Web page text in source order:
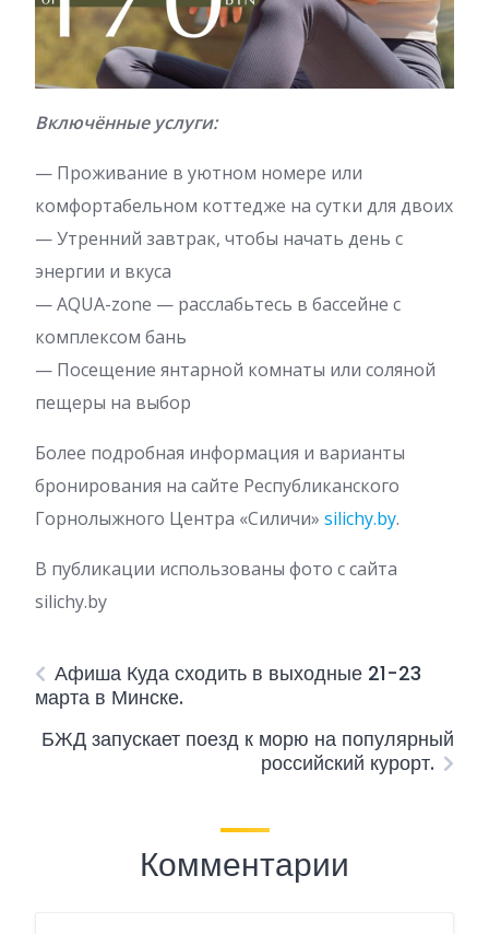
Включённые услуги:
— Проживание в уютном номере или
комфортабельном коттедже на сутки для двоих
— Утренний завтрак, чтобы начать день с
энергии и вкуса
— AQUA-zone — расслабьтесь в бассейне с
комплексом бань
— Посещение янтарной комнаты или соляной
пещеры на выбор
Более подробная информация и варианты
бронирования на сайте Республиканского
Горнолыжного Центра «Силичи» silichy.by.
В публикации использованы фото с сайта
silichy.by
Афиша Куда сходить в выходные 21-23
марта в Минске.
БЖД запускает поезд к морю на популярный
российский курорт.
Комментарии